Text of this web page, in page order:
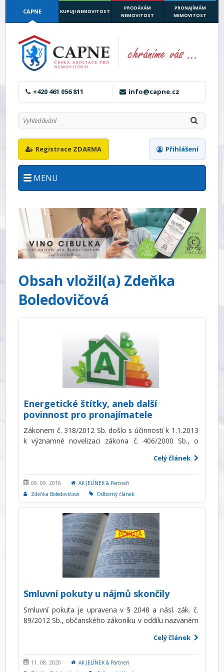
CAPNE KUPUJI NEMOVITOST
PRODÁVÁM
NEMOVITOST
PRONAJÍMÁM
NEMOVITOST
+420 461 056 811 info@capne.cz
Registrace ZDARMA Přihlášení
MENU
Obsah vložil(a) Zdeňka
Boledovičová
Energetické štítky, aneb další
povinnost pro pronajímatele
Zákonem č. 318/2012 Sb. došlo s účinností k 1.1.2013
k významné novelizaci zákona č. 406/2000 Sb., o
všichni vlastníci nemovitostí v souvislosti s výkonem
jejich vlastnického práva, zejména z hlediska uzavření
nájemního vztahu či úplatného zcizení nemovitosti v
oblasti průkazu energetické náročnosti budovy.
Celý článek
09. 09. 2016
AK JELÍNEK & Partneři
Zdeňka Boledovičová
Odborný článek
Smluvní pokuty u nájmů skončily
Smluvní pokuta je upravena v § 2048 a násl. zák. č.
89/2012 Sb., občanského zákoníku v oddílu nazvaném
institutem uznání dluhu tvoří novou právní kategorii.
Důvod je, že funkcí smluvní pokuty není dluh zajistit,
nýbrž posílit postavení věřitele. Výše uvedené je však
Celý článek
11. 08. 2020
AK JELÍNEK & Partneři